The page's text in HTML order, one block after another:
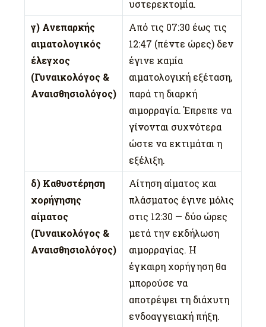
υστερεκτομία.
γ) Ανεπαρκής
αιματολογικός
έλεγχος
(Γυναικολόγος &
Αναισθησιολόγος)
Από τις 07:30 έως τις
12:47 (πέντε ώρες) δεν
έγινε καμία
αιματολογική εξέταση,
παρά τη διαρκή
αιμορραγία. Έπρεπε να
γίνονται συχνότερα
ώστε να εκτιμάται η
εξέλιξη.
δ) Καθυστέρηση
χορήγησης
αίματος
(Γυναικολόγος &
Αναισθησιολόγος)
Αίτηση αίματος και
πλάσματος έγινε μόλις
στις 12:30 — δύο ώρες
μετά την εκδήλωση
αιμορραγίας. Η
έγκαιρη χορήγηση θα
μπορούσε να
αποτρέψει τη διάχυτη
ενδοαγγειακή πήξη.